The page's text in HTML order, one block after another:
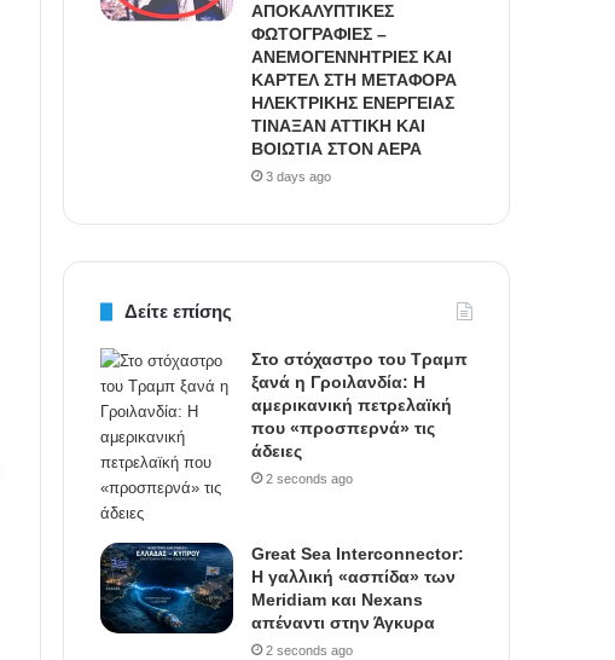
ΑΠΟΚΑΛΥΠΤΙΚΕΣ
ΦΩΤΟΓΡΑΦΙΕΣ –
ΑΝΕΜΟΓΕΝΝΗΤΡΙΕΣ ΚΑΙ
ΚΑΡΤΕΛ ΣΤΗ ΜΕΤΑΦΟΡΑ
ΗΛΕΚΤΡΙΚΗΣ ΕΝΕΡΓΕΙΑΣ
ΤΙΝΑΞΑΝ ΑΤΤΙΚΗ ΚΑΙ
ΒΟΙΩΤΙΑ ΣΤΟΝ ΑΕΡΑ
3 days ago
Δείτε επίσης
Στο στόχαστρο του Τραμπ
ξανά η Γροιλανδία: Η
αμερικανική πετρελαϊκή
που «προσπερνά» τις
άδειες
2 seconds ago
Great Sea Interconnector:
Η γαλλική «ασπίδα» των
Meridiam και Nexans
απέναντι στην Άγκυρα
2 seconds ago